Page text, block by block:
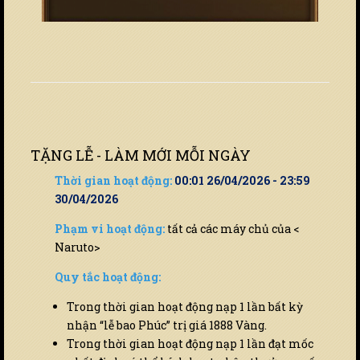
TẶNG LỄ - LÀM MỚI MỖI NGÀY
Thời gian hoạt động: 00:01 26/04/2026 - 23:59
30/04/2026
Phạm vi hoạt động: tất cả các máy chủ của <
Naruto>
Quy tắc hoạt động:
Trong thời gian hoạt động nạp 1 lần bất kỳ
nhận “lễ bao Phúc” trị giá 1888 Vàng.
Trong thời gian hoạt động nạp 1 lần đạt mốc